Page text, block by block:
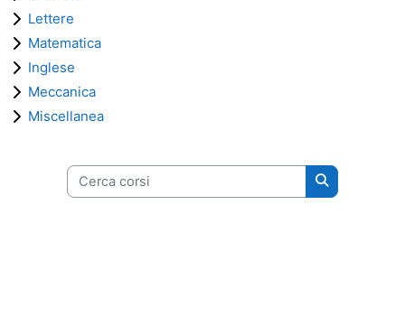
Lettere
Matematica
Inglese
Meccanica
Miscellanea
Cerca corsi
Cerca corsi